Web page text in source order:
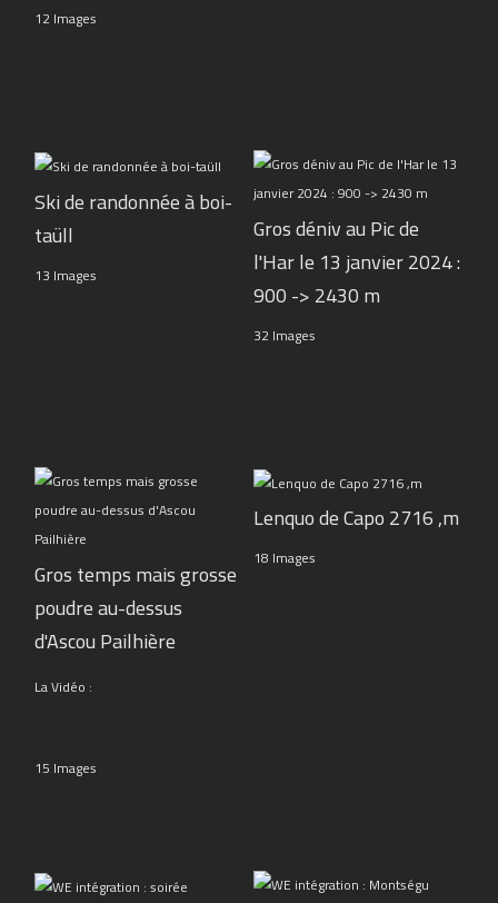
12 Images
Ski de randonnée à boi-
taüll
13 Images
Gros déniv au Pic de
l'Har le 13 janvier 2024 :
900 -> 2430 m
32 Images
Gros temps mais grosse
poudre au-dessus
d'Ascou Pailhière
La Vidéo :
15 Images
Lenquo de Capo 2716 ,m
18 Images